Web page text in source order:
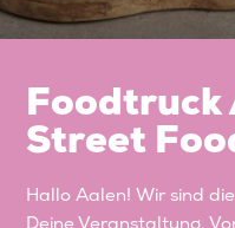
Foodtruck
Street
Hallo Aalen! Wir sind
Deine Veranstaltung.